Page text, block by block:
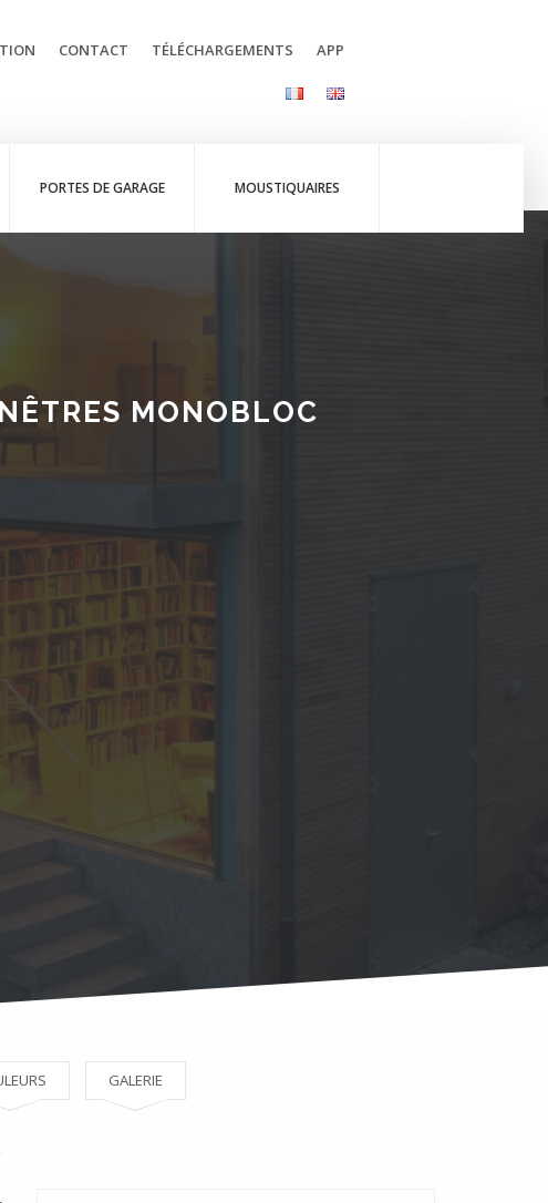
CONTACT TÉLÉCHARGEMENTS APP
PORTES DE GARAGE MOUSTIQUAIRES
MONOBLOC
GALERIE